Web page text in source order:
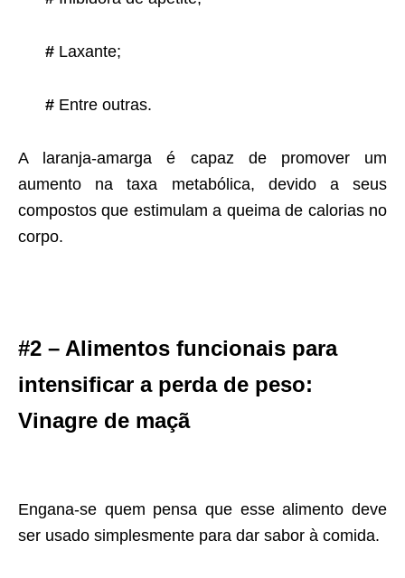
# Laxante;
# Entre outras.
A laranja-amarga é capaz de promover um
aumento na taxa metabólica, devido a seus
compostos que estimulam a queima de calorias no
corpo.
#2 – Alimentos funcionais para
intensificar a perda de peso:
Vinagre de maçã
Engana-se quem pensa que esse alimento deve
ser usado simplesmente para dar sabor à comida.